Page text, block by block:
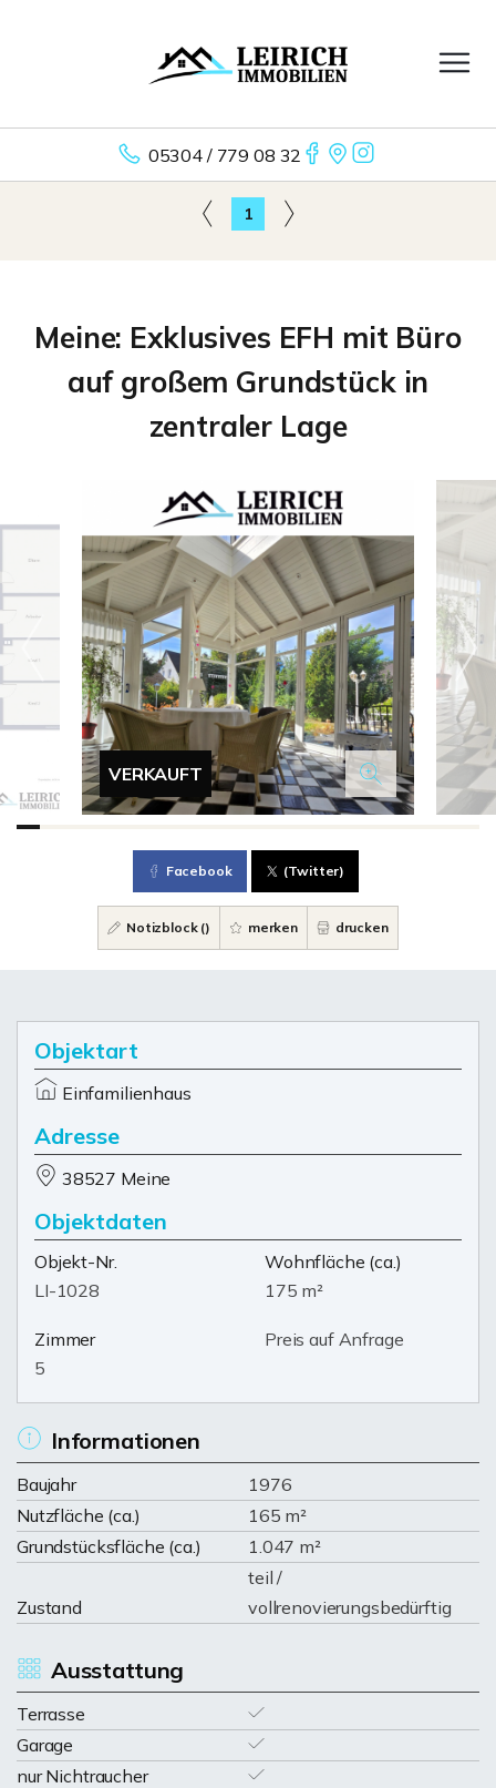
05304 / 779 08 32
1
Meine: Exklusives EFH mit Büro
auf großem Grundstück in
zentraler Lage
VERKAUFT
Facebook (Twitter)
Notizblock () merken drucken
Objektart
Einfamilienhaus
Adresse
38527 Meine
Objektdaten
Objekt-Nr.
LI-1028
Wohnfläche (ca.)
175 m²
Zimmer
5
Preis auf Anfrage
Informationen
Baujahr
1976
Nutzfläche (ca.)
165 m²
Grundstücksfläche (ca.)
1.047 m²
Zustand
teil /
vollrenovierungsbedürftig
Ausstattung
Terrasse
Garage
nur Nichtraucher